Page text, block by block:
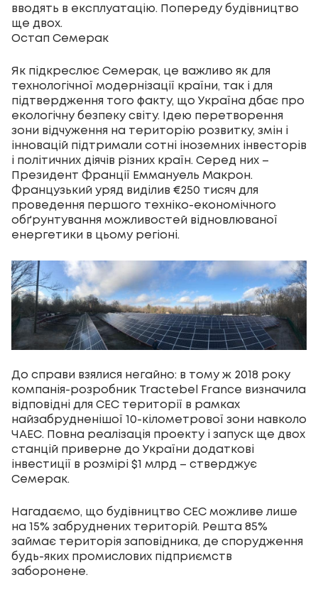
вводять в експлуатацію. Попереду будівництво
ще двох.
Остап Семерак
Як підкреслює Семерак, це важливо як для
технологічної модернізації країни, так і для
підтвердження того факту, що Україна дбає про
екологічну безпеку світу. Ідею перетворення
зони відчуження на територію розвитку, змін і
інновацій підтримали сотні іноземних інвесторів
і політичних діячів різних країн. Серед них –
Президент Франції Еммануель Макрон.
Французький уряд виділив €250 тисяч для
проведення першого техніко-економічного
обґрунтування можливостей відновлюваної
енергетики в цьому регіоні.
До справи взялися негайно: в тому ж 2018 року
компанія-розробник Tractebel France визначила
відповідні для СЕС території в рамках
найзабрудненішої 10-кілометрової зони навколо
ЧАЕС. Повна реалізація проекту і запуск ще двох
станцій приверне до України додаткові
інвестиції в розмірі $1 млрд – стверджує
Семерак.
Нагадаємо, що будівництво СЕС можливе лише
на 15% забруднених територій. Решта 85%
займає територія заповідника, де спорудження
будь-яких промислових підприємств
заборонене.